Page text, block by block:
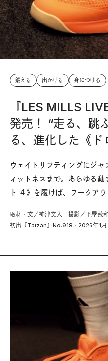
鍛える 出かける 身につける
『LES MILLS
発売！ “走る、跳
る、進化した《ド
ウェイトリフティングにジ
ィットネスまで。あらゆる
ト ４》を履けば、ワークア
取材・文／神津文人 撮影／下屋敷
初出『Tarzan』No.918・2026年1